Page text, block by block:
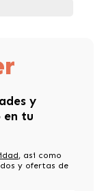
y
en tu
, asi como
y ofertas de